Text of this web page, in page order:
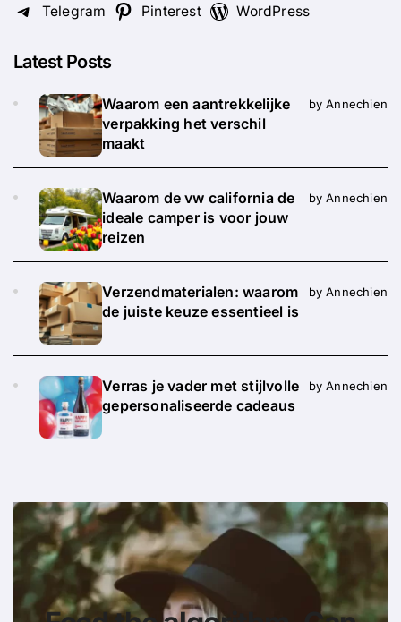
Telegram
Pinterest WordPress
Latest Posts
Waarom een aantrekkelijke
verpakking het verschil
maakt
by Annechien
Waarom de vw california de
ideale camper is voor jouw
reizen
by Annechien
Verzendmaterialen: waarom
de juiste keuze essentieel is
by Annechien
Verras je vader met stijlvolle
gepersonaliseerde cadeaus
by Annechien